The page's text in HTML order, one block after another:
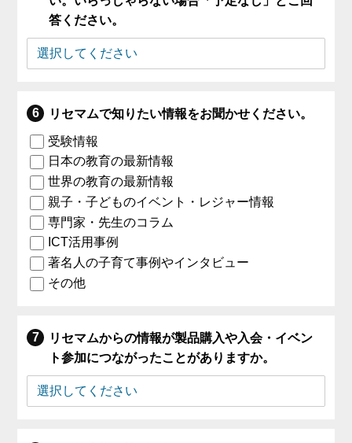
答ください。
リセマムで知りたい情報をお聞かせください。
受験情報
日本の教育の最新情報
世界の教育の最新情報
親子・子どものイベント・レジャー情報
専門家・先生のコラム
ICT活用事例
著名人の子育て事例やインタビュー
その他
リセマムからの情報が製品購入や入会・イベン
ト参加につながったことがありますか。